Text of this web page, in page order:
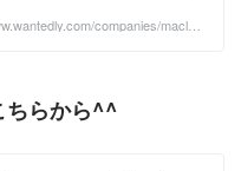
そして自分の未来を...
companies/maclog
ちらから^^